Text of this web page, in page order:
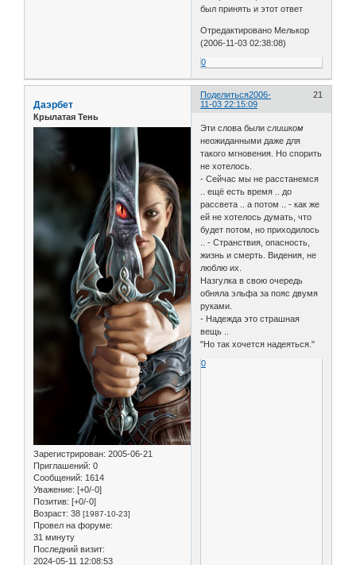
был принять и этот ответ
Отредактировано Мелькор
(2006-11-03 02:38:08)
0
Поделиться 21
2006-
11-03 22:15:09
Даэрбет
Крылатая Тень
Зарегистрирован: 2005-06-21
Приглашений: 0
Сообщений: 1614
Уважение: [+0/-0]
Позитив: [+0/-0]
Возраст: 38 [1987-10-23]
Провел на форуме:
31 минуту
Последний визит:
2024-05-11 12:08:53
Эти слова былислишком
неожиданными даже для
такого мгновения. Но спорить
не хотелось.
- Сейчас мы не расстанемся
.. ещё есть время .. до
рассвета .. а потом .. - как же
ей не хотелось думать, что
будет потом, но приходилось
.. - Странствия, опасность,
жизнь и смерть. Видения, не
люблю их.
Назгулка в свою очередь
обняла эльфа за пояс двумя
руками.
- Надежда это страшная
вещь ..
"Но так хочется надеяться."
0